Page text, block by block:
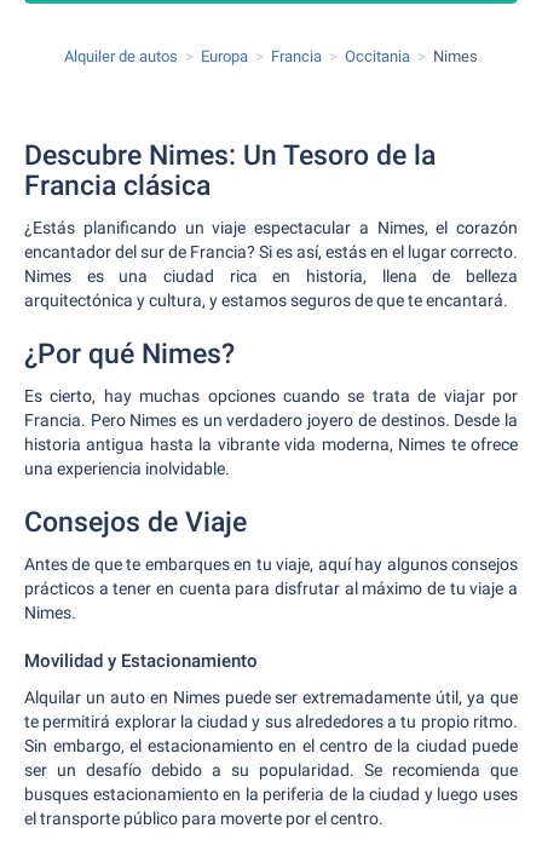
Alquiler de autos Europa Francia Occitania Nimes
Descubre Nimes: Un Tesoro de la
Francia clásica
¿Estás planificando un viaje espectacular a Nimes, el corazón
encantador del sur de Francia? Si es así, estás en el lugar correcto.
Nimes es una ciudad rica en historia, llena de belleza
arquitectónica y cultura, y estamos seguros de que te encantará.
¿Por qué Nimes?
Es cierto, hay muchas opciones cuando se trata de viajar por
Francia. Pero Nimes es un verdadero joyero de destinos. Desde la
historia antigua hasta la vibrante vida moderna, Nimes te ofrece
una experiencia inolvidable.
Consejos de Viaje
Antes de que te embarques en tu viaje, aquí hay algunos consejos
prácticos a tener en cuenta para disfrutar al máximo de tu viaje a
Nimes.
Movilidad y Estacionamiento
Alquilar un auto en Nimes puede ser extremadamente útil, ya que
te permitirá explorar la ciudad y sus alrededores a tu propio ritmo.
Sin embargo, el estacionamiento en el centro de la ciudad puede
ser un desafío debido a su popularidad. Se recomienda que
busques estacionamiento en la periferia de la ciudad y luego uses
el transporte público para moverte por el centro.